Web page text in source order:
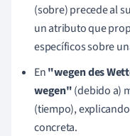
(sobre) precede al
un atributo que
específicos sobre
En"wegen des
wegen"(debido a)
(tiempo),
concreta.